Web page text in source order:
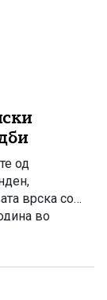
од
врска со
во
Љубански
и Преспа,